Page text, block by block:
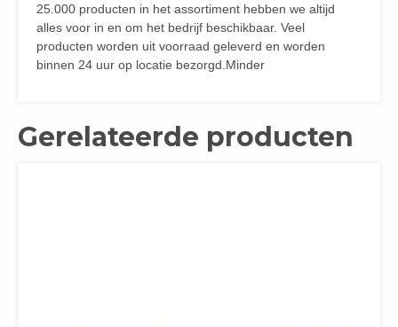
25.000 producten in het assortiment hebben we altijd
alles voor in en om het bedrijf beschikbaar. Veel
producten worden uit voorraad geleverd en worden
binnen 24 uur op locatie bezorgd.Minder
Gerelateerde producten